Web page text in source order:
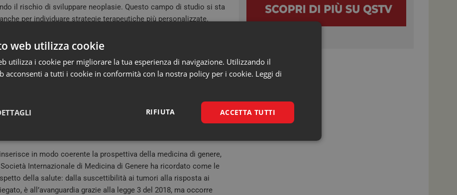
il rischio di sviluppare neoplasie. Questo campo di studio si sta
per individuare strategie terapeutiche più personalizzate.
il ruolo degli inquinanti emergenti, in particolare i PFAS –
e nanoplastiche. Alcuni PFAS sono già classificati come
rene e del testicolo. Le microplastiche, pur non essendo ancora
un rischio plausibile per la salute umana: si accumulano
superare le barriere biologiche. Anche in questo caso, il
certificati per l’acqua, ridurre l’uso di plastica monouso,
frequentemente gli ambienti chiusi e adottare un’alimentazione
chiedere politiche più rigorose e trasparenza nei dati
in modo coerente la prospettiva della medicina di genere,
Internazionale di Medicina di Genere ha ricordato come le
della salute: dalla suscettibilità ai tumori alla risposta ai
è all’avanguardia grazie alla legge 3 del 2018, ma occorre
web utilizza cookie
utilizza i cookie per migliorare la tua esperienza di navigazione. Utilizzando il
acconsenti a tutti i cookie in conformità con la nostra policy per i cookie. Leggi di
ACCETTA TUTTI
RIFIUTA
Necessari Marketing